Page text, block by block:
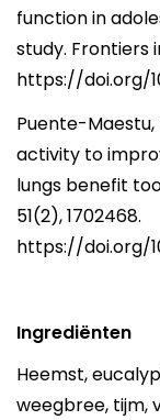
function in
study. Frontiers
https://doi.org/
Puente-Maestu,
activity to
lungs benefit
51(2), 1702468.
https://doi.org/
Ingrediënten
Heemst,
weegbree, tijm,